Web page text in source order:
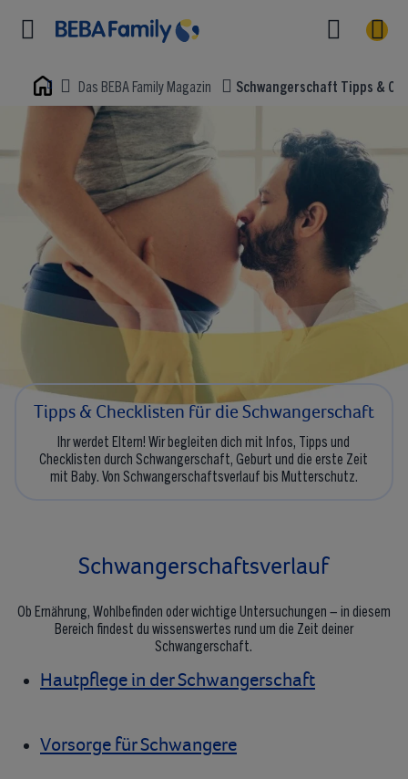
Home Das BEBA Family Magazin Schwangerschaft Tipps &
Tipps & Checklisten für die Schwangerschaft
Ihr werdet Eltern! Wir begleiten dich mit Infos, Tipps und
Checklisten durch Schwangerschaft, Geburt und die erste Zeit
mit Baby. Von Schwangerschaftsverlauf bis Mutterschutz.
Schwangerschaftsverlauf
Ob Ernährung, Wohlbefinden oder wichtige Untersuchungen – in diesem
Bereich findest du wissenswertes rund um die Zeit deiner
Schwangerschaft.
Hautpflege in der Schwangerschaft
Vorsorge für Schwangere